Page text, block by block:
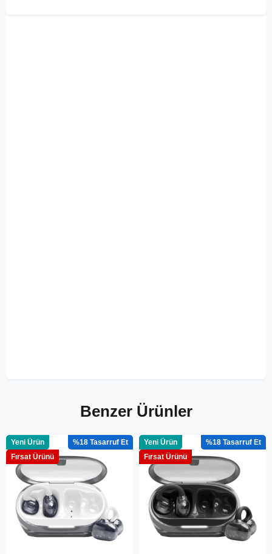
Benzer Ürünler
Yeni Ürün
Fırsat Ürünü
%18
Yeni Ürün
Fırsat Ürünü
%18